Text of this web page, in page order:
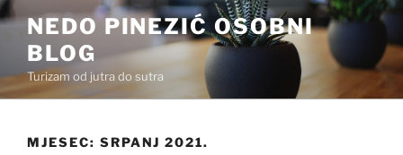
Preskoči
sadržaj
NEDO PINEZIĆ OSOBNI
BLOG
Turizam od jutra do sutra
MJESEC: SRPANJ 2021.